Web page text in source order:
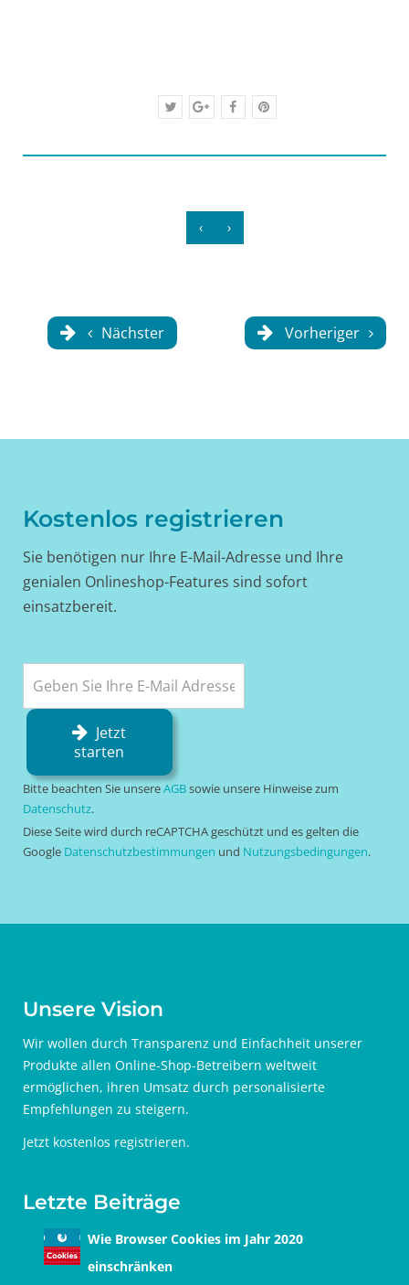
‹ ›
Nächster Vorheriger
Kostenlos registrieren
Sie benötigen nur Ihre E-Mail-Adresse und Ihre
genialen Onlineshop-Features sind sofort
einsatzbereit.
Jetzt
starten
Bitte beachten Sie unsereAGBsowie unsere Hinweise zum
Datenschutz.
Diese Seite wird durch reCAPTCHA geschützt und es gelten die
Google Datenschutzbestimmungen und Nutzungsbedingungen.
Unsere Vision
Wir wollen durch Transparenz und Einfachheit unserer
Produkte allen Online-Shop-Betreibern weltweit
ermöglichen, ihren Umsatz durch personalisierte
Empfehlungen zu steigern.
Jetzt kostenlos registrieren.
Letzte Beiträge
Wie Browser Cookies im Jahr 2020
einschränken